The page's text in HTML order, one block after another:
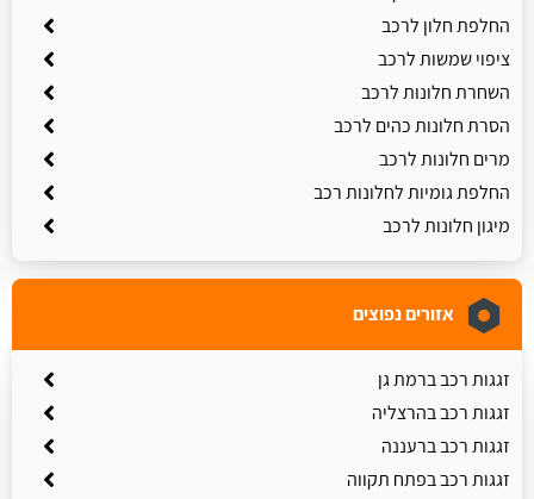
החלפת חלון לרכב
ציפוי שמשות לרכב
השחרת חלונות לרכב
הסרת חלונות כהים לרכב
מרים חלונות לרכב
החלפת גומיות לחלונות רכב
מיגון חלונות לרכב
אזורים נפוצים
זגגות רכב ברמת גן
זגגות רכב בהרצליה
זגגות רכב ברעננה
זגגות רכב בפתח תקווה